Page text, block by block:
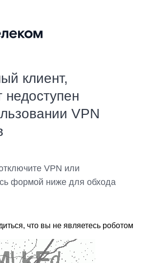
клиент,
недоступен
VPN
VPN или
формой ниже для обхода
что вы не являетесь роботом